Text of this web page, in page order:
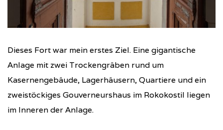
Dieses Fort war mein erstes Ziel. Eine gigantische
Anlage mit zwei Trockengräben rund um
Kasernengebäude, Lagerhäusern, Quartiere und ein
zweistöckiges Gouverneurshaus im Rokokostil liegen
im Inneren der Anlage.